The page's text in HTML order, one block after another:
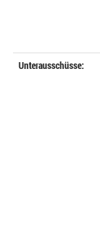
Unterausschüsse: